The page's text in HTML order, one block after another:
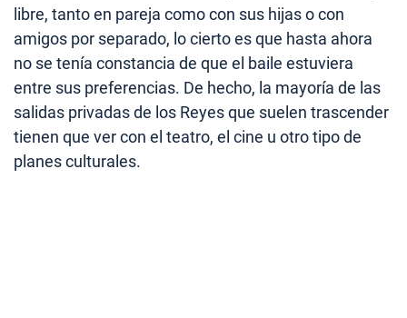
libre, tanto en pareja como con sus hijas o con
amigos por separado, lo cierto es que hasta ahora
no se tenía constancia de que el baile estuviera
entre sus preferencias. De hecho, la mayoría de las
salidas privadas de los Reyes que suelen trascender
tienen que ver con el teatro, el cine u otro tipo de
planes culturales.